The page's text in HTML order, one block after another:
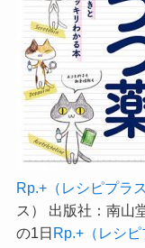
Rp.+（レシピプラス
ス） 出版社：南山
の1日Rp.+（レシ